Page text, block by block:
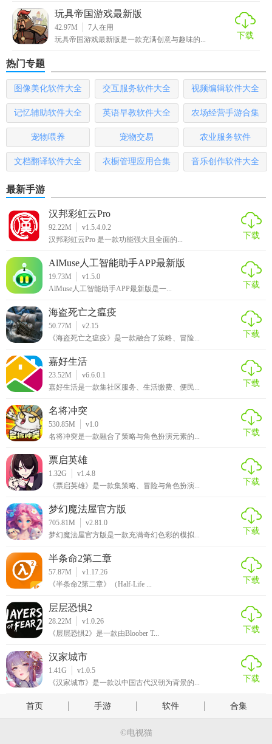
4. 管理运营：监控生产进度、员工绩效及财务状况，及时调
整经营策略。
对于喜欢模拟经营类游戏、想要体验创业乐趣的玩家来说，
玩具帝国游戏无疑是一个绝佳的选择。它不仅能让你享受创
造的乐趣，还能在经营中学习到宝贵的商业知识，是一款集
娱乐与学习于一体的优秀游戏。
玩具帝国游戏最新版
42.97M 7人在用
玩具帝国游戏最新版是一款充满创意与趣味的...
下载
热门专题
图像美化软件大全 交互服务软件大全 视频编辑软件大全
记忆辅助软件大全 英语早教软件大全 农场经营手游合集
宠物喂养 宠物交易 农业服务软件
文档翻译软件大全 衣橱管理应用合集 音乐创作软件大全
最新手游
汉邦彩虹云Pro
92.22M
v1.5.4.0.2
汉邦彩虹云Pro 是一款功能强大且全面的...
下载
AlMuse人工智能助手APP最新版
19.73M
v1.5.0
AlMuse人工智能助手APP最新版是一...
下载
海盗死亡之瘟疫
50.77M
v2.15
《海盗死亡之瘟疫》是一款融合了策略、冒险...
下载
嘉好生活
23.52M
v6.6.0.1
嘉好生活是一款集社区服务、生活缴费、便民...
下载
名将冲突
530.85M
v1.0
名将冲突是一款融合了策略与角色扮演元素的...
下载
票启英雄
1.32G
v1.4.8
《票启英雄》是一款集策略、冒险与角色扮演...
下载
梦幻魔法屋官方版
705.81M
v2.81.0
梦幻魔法屋官方版是一款充满奇幻色彩的模拟...
下载
半条命2第二章
57.87M
v1.17.26
《半条命2第二章》（Half-Life ...
下载
层层恐惧2
28.22M
v1.0.26
《层层恐惧2》是一款由Bloober T...
下载
汉家城市
1.41G
v1.0.5
《汉家城市》是一款以中国古代汉朝为背景的...
下载
首页 手游 软件 合集
©电视猫